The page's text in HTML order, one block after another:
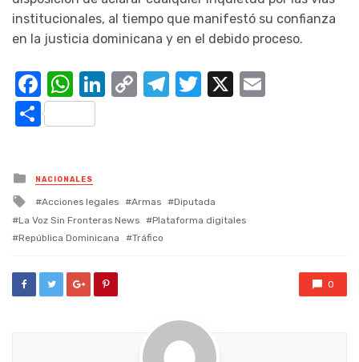
institucionales, al tiempo que manifestó su confianza
en la justicia dominicana y en el debido proceso.
Facebook
WhatsApp
LinkedIn
CopyTelegram
Twitter
X
Compartir
Posted
in
NACIONALES
Tagged
with
Acciones legales Armas
Diputada
La Voz Sin Fronteras News
Plataforma digitales
República Dominicana
Tráfico
0